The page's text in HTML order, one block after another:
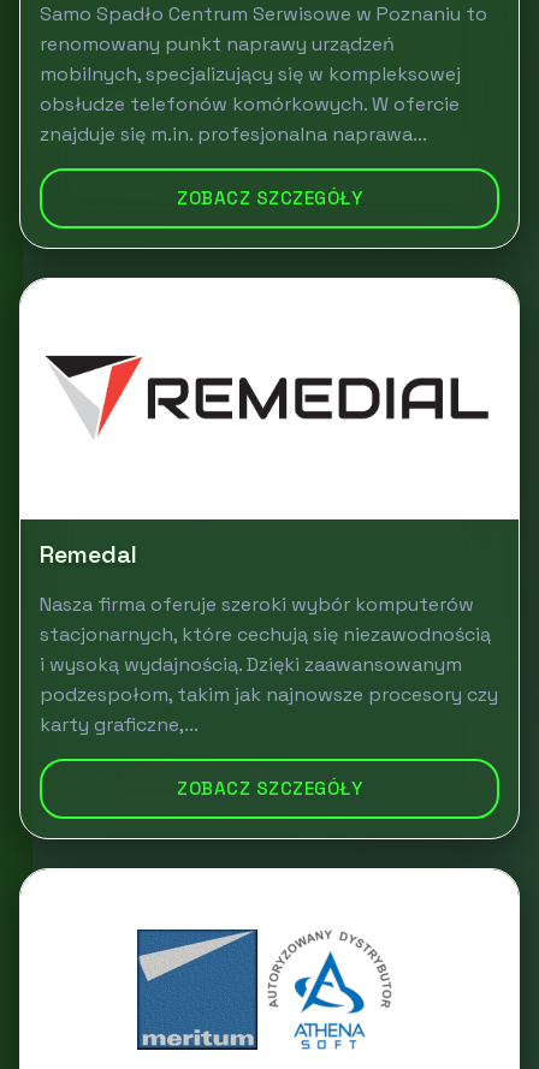
Samo Spadło Centrum Serwisowe w Poznaniu to
renomowany punkt naprawy urządzeń
mobilnych, specjalizujący się w kompleksowej
obsłudze telefonów komórkowych. W ofercie
znajduje się m.in. profesjonalna naprawa...
ZOBACZ SZCZEGÓŁY
Remedal
Nasza firma oferuje szeroki wybór komputerów
stacjonarnych, które cechują się niezawodnością
i wysoką wydajnością. Dzięki zaawansowanym
podzespołom, takim jak najnowsze procesory czy
karty graficzne,...
ZOBACZ SZCZEGÓŁY